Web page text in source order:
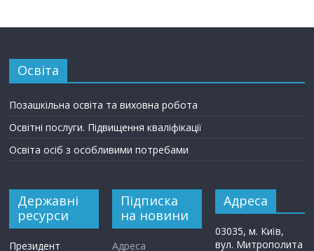
Освіта
Позашкільна освіта та виховна робота
Освітні послуги. Підвищення кваліфікації
Освіта осіб з особливими потребами
Державні
ресурси
Президент
Підписка
на новини
Адреса
Адреса
03035, м. Київ,
вул. Митрополита